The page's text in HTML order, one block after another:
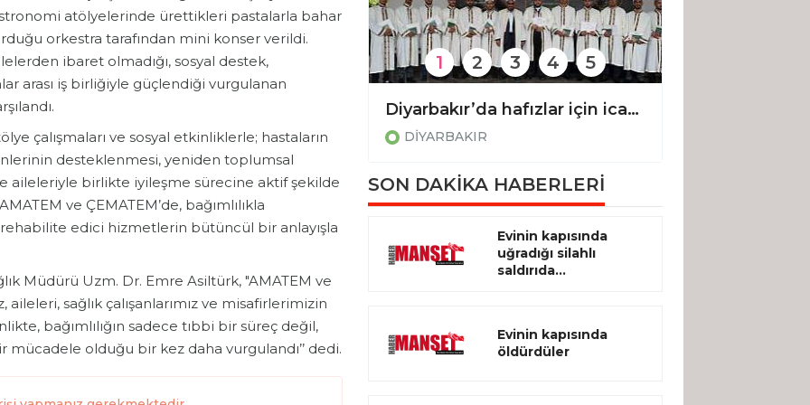
atölyelerinde ürettikleri pastalarla bahar
orkestra tarafından mini konser verildi.
ibaret olmadığı, sosyal destek,
arası iş birliğiyle güçlendiği vurgulanan
çalışmaları ve sosyal etkinliklerle; hastaların
desteklenmesi, yeniden toplumsal
aileleriyle birlikte iyileşme sürecine aktif şekilde
ve ÇEMATEM’de, bağımlılıkla
edici hizmetlerin bütüncül bir anlayışla
Müdürü Uzm. Dr. Emre Asiltürk, "AMATEM ve
aileleri, sağlık çalışanlarımız ve misafirlerimizin
bağımlılığın sadece tıbbi bir süreç değil,
olduğu bir kez daha vurgulandı’’ dedi.
DİYARBAKIR
Diyarbakır’da hafızlar için icazet töreni
DİYARBAKIR
1 2 3 4 5
SON DAKİKA HABERLERİ
Evinin kapısında
uğradığı silahlı
saldırıda...
Evinin kapısında
öldürdüler